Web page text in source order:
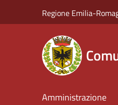
Regione Emilia-
Amministrazione